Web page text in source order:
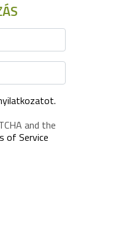
and the
of Service